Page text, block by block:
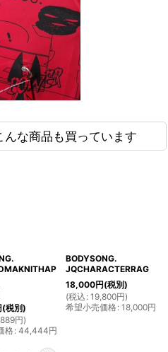
な商品も買っています
(税別)
円)
格: 44,444円
BODYSONG.
JQCHARACTERRAG
18,000円(税別)
(税込 : 19,800円)
希望小売価格: 18,000円